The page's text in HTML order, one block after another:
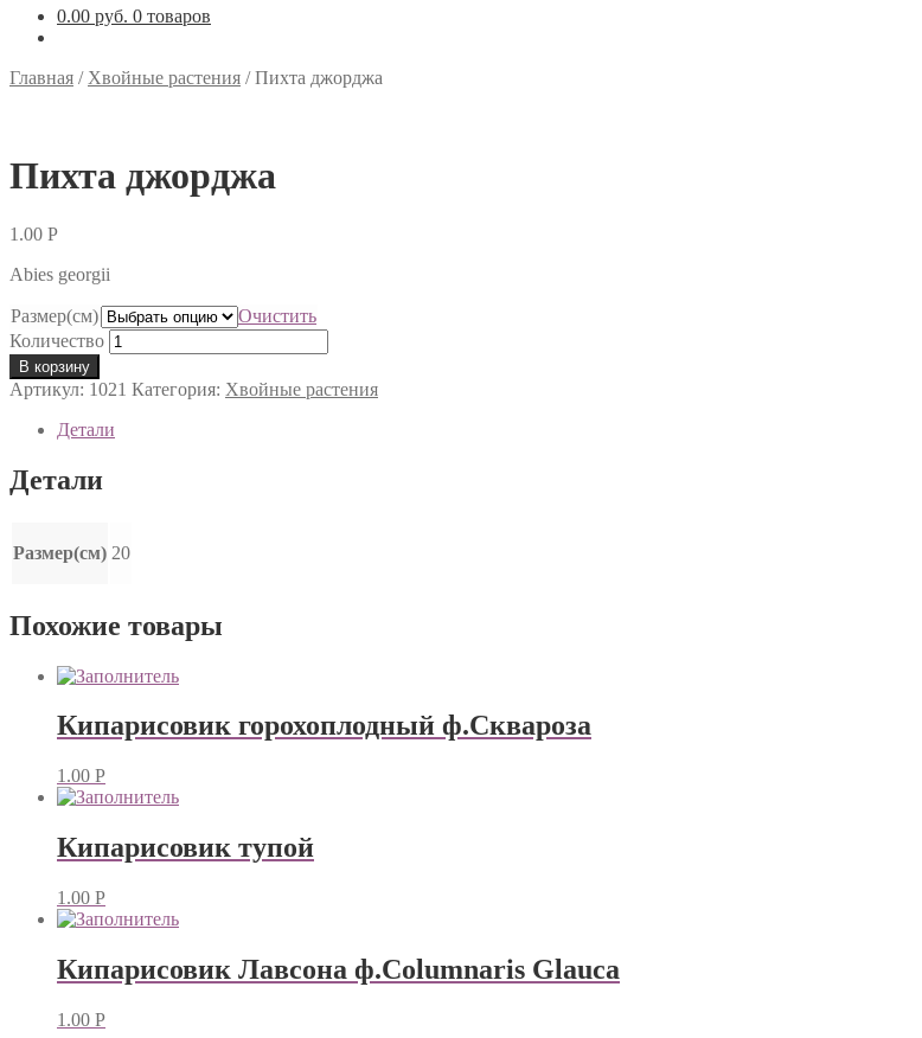
0.00 руб. 0 товаров
Главная / Хвойные растения /Пихта джорджа
Пихта джорджа
1.00 Р
Abies georgii
Размер(см)
Очистить
Количество
В корзину
Артикул: 1021 Категория: Хвойные растения
Детали
Детали
Размер(см) 20
Похожие товары
Кипарисовик горохоплодный ф.Сквароза
1.00 Р
Кипарисовик тупой
1.00 Р
Кипарисовик Лавсона ф.Columnaris Glauca
1.00 Р